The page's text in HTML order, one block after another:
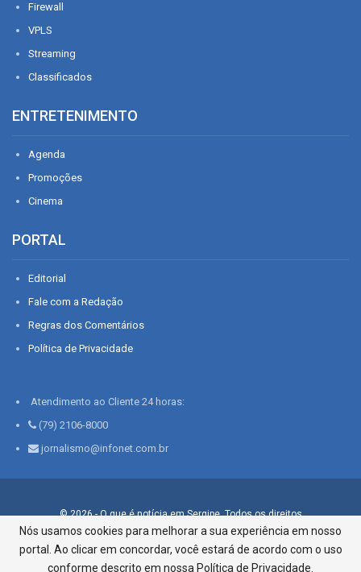
Firewall
VPLS
Streaming
Classificados
ENTRETENIMENTO
Agenda
Promoções
Cinema
PORTAL
Editorial
Fale com a Redação
Regras dos Comentários
Política de Privacidade
Atendimento ao Cliente 24 horas:
(79) 2106-8000
jornalismo@infonet.com.br
© 2026 - O que é notícia em Sergipe. Todos os direitos
reservados.
Infonet - Rua Monsenhor Silveira 276, Bairro São José |
Aracaju-SE, CEP 49015-030, Fone: 79.2106.8000 - CI Centro de
Nós usamos cookies para melhorar a sua experiência em nosso
portal. Ao clicar em concordar, você estará de acordo com o uso
conforme descrito em nossa Política de Privacidade.